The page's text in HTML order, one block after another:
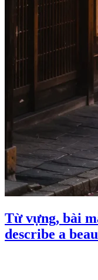
Từ vựng, bài
describe a